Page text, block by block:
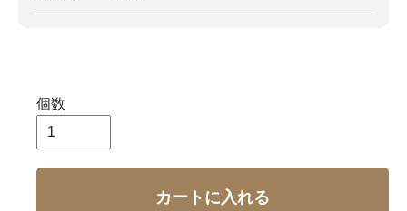
個数
カートに入れる